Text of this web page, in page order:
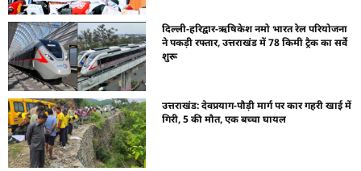
दिल्ली-हरिद्वार-ऋषिकेश नमो भारत रेल परियोजना
ने पकड़ी रफ्तार, उत्तराखंड में 78 किमी ट्रैक का सर्वे
शुरू
उत्तराखंड: देवप्रयाग-पौड़ी मार्ग पर कार गहरी खाई में
गिरी, 5 की मौत, एक बच्चा घायल